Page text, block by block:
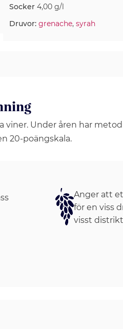
Socker 4,00 g/l
Druvor: grenache, syrah
viner. Under åren har
20-poängskala.
Anger att
för en viss
visst